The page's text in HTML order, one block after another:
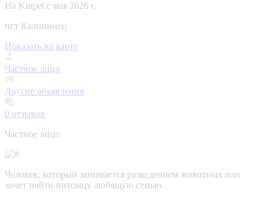
На Kinpet c мая 2026 г.
пгт Калининец
Показать на карте
Частное лицо
Другие объявления
0 отзывов
Частное лицо
Человек, который занимается разведением животных или
хочет найти питомцу любящую семью.